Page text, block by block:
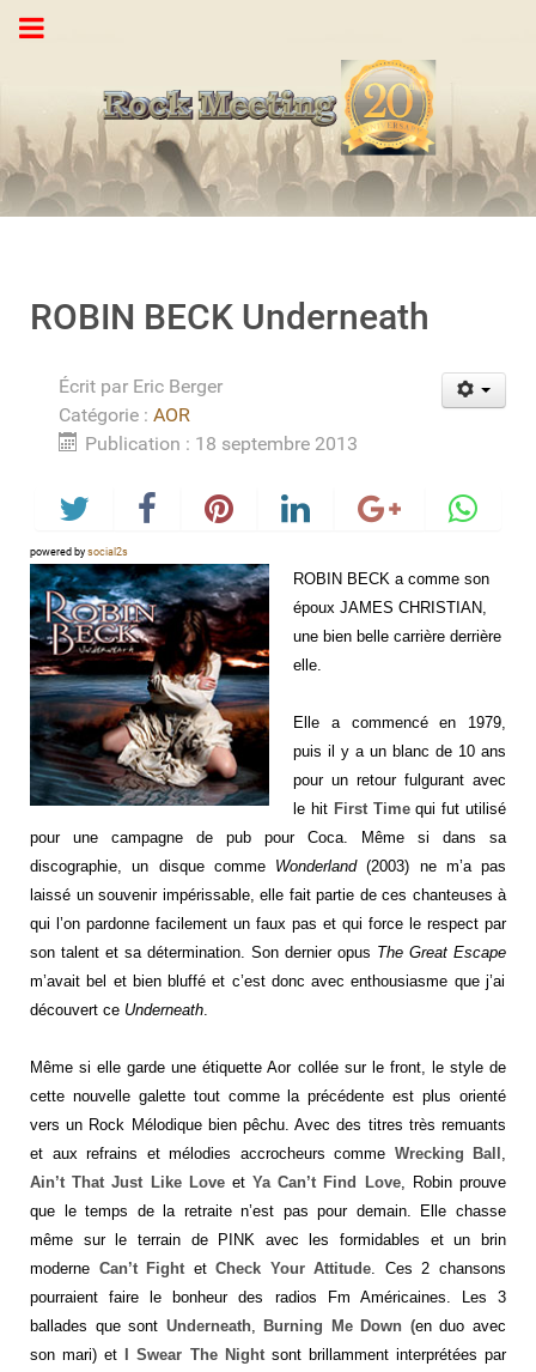
ROBIN BECK Underneath
Écrit par Eric Berger
Catégorie : AOR
Publication : 18 septembre 2013
powered by social2s
ROBIN BECK a comme son
époux JAMES CHRISTIAN,
une bien belle carrière derrière
elle.
Elle a commencé en 1979,
puis il y a un blanc de 10 ans
pour un retour fulgurant avec
le hit First Timequi fut utilisé
pour une campagne de pub pour Coca. Même si dans sa
discographie, un disque comme Wonderland(2003) ne m’a pas
laissé un souvenir impérissable, elle fait partie de ces chanteuses à
qui l’on pardonne facilement un faux pas et qui force le respect par
son talent et sa détermination. Son dernier opus The Great Escape
m’avait bel et bien bluffé et c’est donc avec enthousiasme que j’ai
découvert ce Underneath
Même si elle garde une étiquette Aor collée sur le front, le style de
cette nouvelle galette tout comme la précédente est plus orienté
vers un Rock Mélodique bien pêchu. Avec des titres très remuants
et aux refrains et mélodies accrocheurs comme Wrecking Ball
Ain’t That Just Like LoveetYa Can’t Find Love, Robin prouve
que le temps de la retraite n’est pas pour demain. Elle chasse
même sur le terrain de PINK avec les formidables et un brin
moderne Can’t Fight etCheck Your Attitude . Ces 2 chansons
pourraient faire le bonheur des radios Fm Américaines. Les 3
ballades que sont Underneath, Burning Me Down (en duo avec
son mari) et I Swear The Nightsont brillamment interprétées par